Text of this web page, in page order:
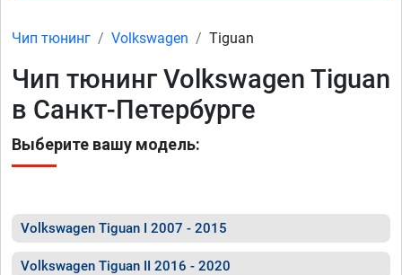
Чип тюнинг Volkswagen Tiguan
Чип тюнинг Volkswagen Tiguan
в Санкт-Петербурге
Выберите вашу модель:
Volkswagen Tiguan I 2007 - 2015
Volkswagen Tiguan II 2016 - 2020